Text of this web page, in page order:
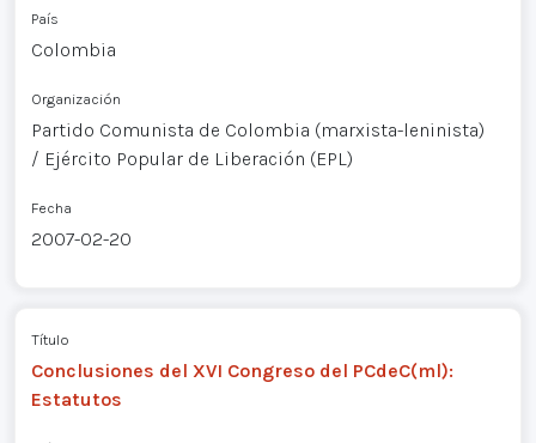
País
Colombia
Organización
Partido Comunista de Colombia (marxista-leninista)
/ Ejército Popular de Liberación (EPL)
Fecha
2007-02-20
Título
Conclusiones del XVI Congreso del PCdeC(ml):
Estatutos